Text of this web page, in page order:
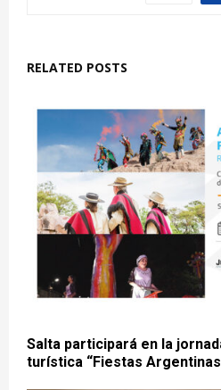
RELATED POSTS
Salta participará en la
turística “Fiestas